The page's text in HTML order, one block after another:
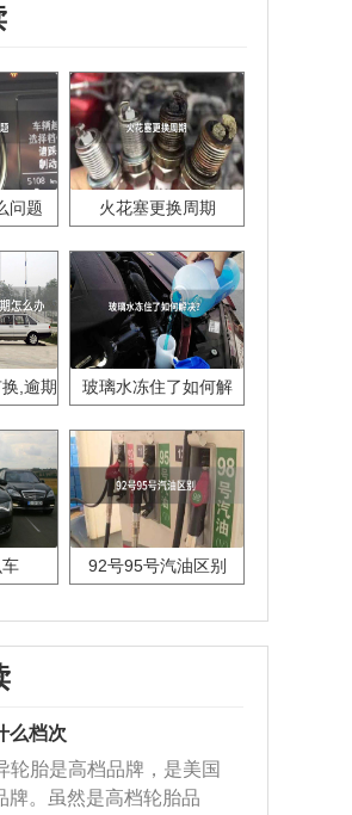
问题 火花塞更换周期
,逾期
玻璃水冻住了如何解
92号95号汽油区别
么档次
轮胎是高档品牌，是美国
牌。虽然是高档轮胎品